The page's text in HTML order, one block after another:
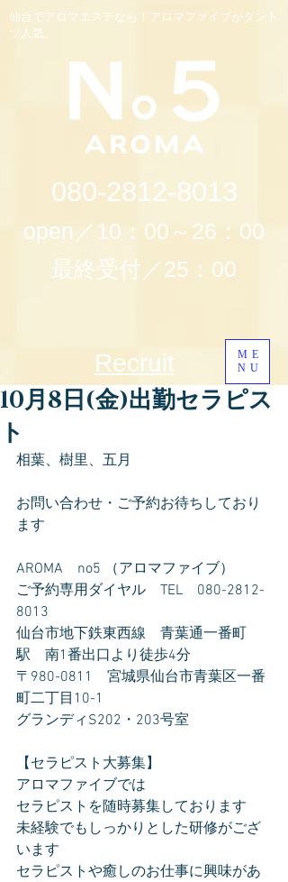
仙台でアロマエステなら！アロマファイブがダント
ツ人気。
080-2812-8013
open／10：00～26：00
最終受付／25：00
ME
NU
Recruit
10月8日(金)出勤セラピス
ト
相葉、樹里、五月
お問い合わせ・ご予約お待ちしており
ます
AROMA　no5 （アロマファイブ）
ご予約専用ダイヤル　TEL　080-2812-
8013
仙台市地下鉄東西線　青葉通一番町
駅　南1番出口より徒歩4分
〒980-0811　宮城県仙台市青葉区一番
町二丁目10-1
グランディS202・203号室
【セラピスト大募集】
アロマファイブでは
セラピストを随時募集しております
未経験でもしっかりとした研修がござ
います
セラピストや癒しのお仕事に興味があ